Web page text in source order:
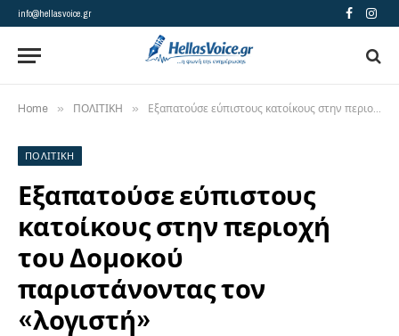
info@hellasvoice.gr Facebook
Home » ΠΟΛΙΤΙΚΗ » Εξαπατούσε εύπιστους κατοίκους στην περιοχή του Δομοκού παριστάνοντας τον «λογιστή»
ΠΟΛΙΤΙΚΗ
Εξαπατούσε εύπιστους
κατοίκους στην περιοχή
του Δομοκού
παριστάνοντας τον
«λογιστή»